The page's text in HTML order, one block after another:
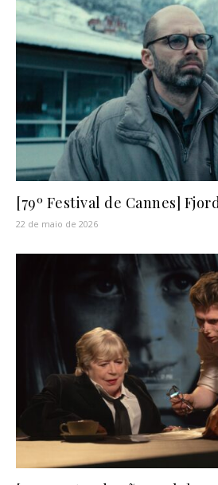
[79º Festival de Cannes]
22 de maio de 2026